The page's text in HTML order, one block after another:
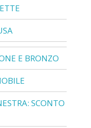
E BRONZO
SCONTO